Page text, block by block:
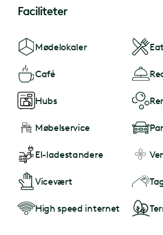
Faciliteter
Mødelokaler
Café
Hubs
Møbelservice
El-ladestandere
Vicevært
High speed internet